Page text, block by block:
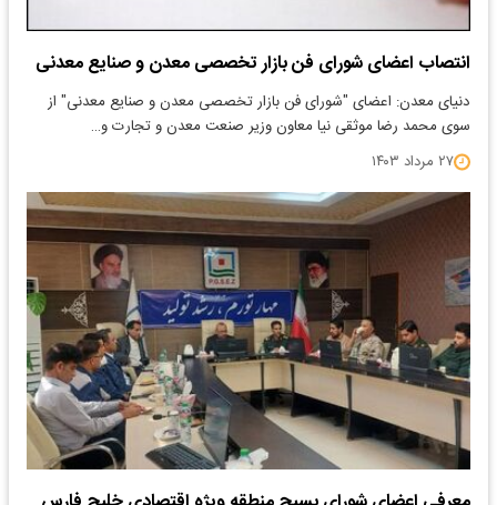
انتصاب اعضای شورای فن بازار تخصصی معدن و صنایع معدنی
دنیای معدن: اعضای "شورای فن بازار تخصصی معدن و صنایع معدنی" از
سوی محمد رضا موثقی نیا معاون وزیر صنعت معدن و تجارت و…
۲۷ مرداد ۱۴۰۳